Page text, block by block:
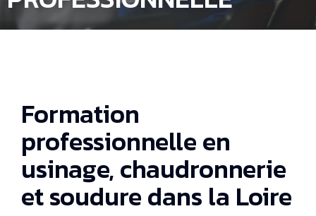
Formation
professionnelle en
usinage, chaudronnerie
et soudure dans la Loire